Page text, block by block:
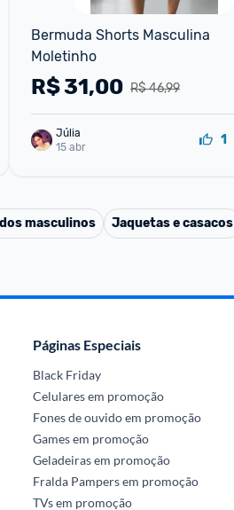
Bermuda Shorts Masculina
Moletinho
R$ 46,99
R$31,00
Júlia
15 abr
1
masculinos Jaquetas e casacos
Páginas Especiais
Black Friday
Celulares em promoção
Fones de ouvido em promoção
Games em promoção
Geladeiras em promoção
Fralda Pampers em promoção
TVs em promoção